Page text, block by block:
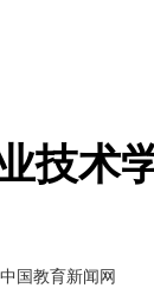
技术
国教育新闻网